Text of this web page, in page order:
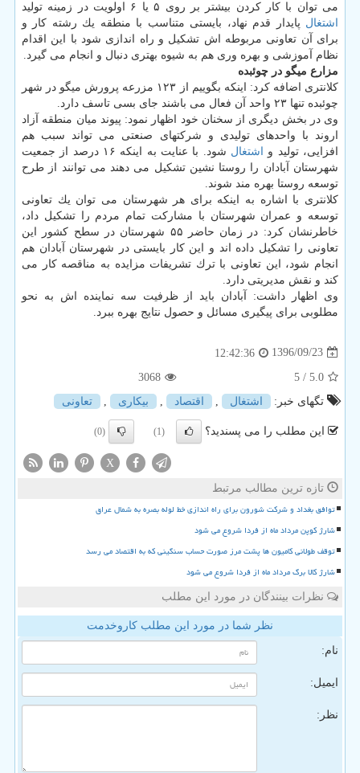
می توان با كار كردن بیشتر بر روی ۵ یا ۶ اولویت در زمینه تولید
اشتغال پایدار قدم نهاد، بایستی متناسب با منطقه یك رشته كار و
برای آن تعاونی مربوطه اش تشكیل و راه اندازی شود با این اقدام
نظام آموزشی و بهره وری هم به شیوه بهتری دنبال و انجام می گیرد.
مزارع میگو در چوئبده
كلانتری اضافه كرد: اینكه بگوییم از ۱۲۳ مزرعه پرورش میگو در شهر
چوئبده تنها ۲۳ واحد آن فعال می باشند جای بسی تاسف دارد.
وی در بخش دیگری از سخنان خود اظهار نمود: پیوند میان منطقه آزاد
اروند با واحدهای تولیدی و شركتهای صنعتی می تواند سبب هم
افزایی، تولید و
اشتغال
شود. با عنایت به اینكه ۱۶ درصد از جمعیت
شهرستان آبادان را روستا نشین تشكیل می دهند می توانند از طرح
توسعه روستا بهره مند شوند.
كلانتری با اشاره به اینكه برای هر شهرستان می توان یك تعاونی
توسعه و عمران شهرستان با مشاركت تمام مردم را تشكیل داد،
خاطرنشان كرد: در زمان حاضر ۵۵ شهرستان در سطح كشور این
تعاونی را تشكیل داده اند و این كار بایستی در شهرستان آبادان هم
انجام شود، این تعاونی با ترك تشریفات مزایده به مناقصه كار می
كند و نقش مدیریتی دارد.
وی اظهار داشت: آبادان باید از ظرفیت سه نماینده اش به نحو
مطلوبی برای پیگیری مسائل و حصول نتایج بهره ببرد.
1396/09/23
12:42:36
5.0
/ 5
3068
تگهای خبر:
اشتغال , اقتصاد , بیكاری , تعاونی
این مطلب را می پسندید؟ (1)
(0)
X
تازه ترین مطالب مرتبط
توافق بغداد و شرکت شورون برای راه اندازی خط لوله بصره به شمال عراق
شارژ کوپن مرداد ماه از فردا شروع می شود
توقف طولانی کامیون ها پشت مرز صورت حساب سنگینی که به اقتصاد می رسد
شارژ کالا برگ مرداد ماه از فردا شروع می شود
نظرات بینندگان در مورد این مطلب
نظر شما در مورد این مطلب کاروخدمت
نام:
ایمیل:
نظر: